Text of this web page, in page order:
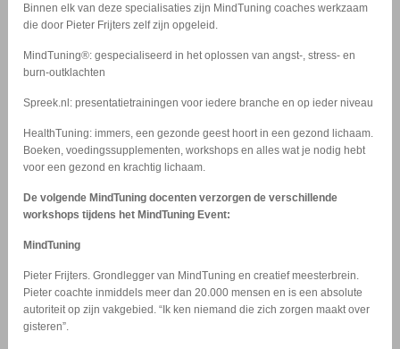
Binnen elk van deze specialisaties zijn MindTuning coaches werkzaam
die door Pieter Frijters zelf zijn opgeleid.
MindTuning®: gespecialiseerd in het oplossen van angst-, stress- en
burn-outklachten
Spreek.nl: presentatietrainingen voor iedere branche en op ieder niveau
HealthTuning: immers, een gezonde geest hoort in een gezond lichaam.
Boeken, voedingssupplementen, workshops en alles wat je nodig hebt
voor een gezond en krachtig lichaam.
De volgende MindTuning docenten verzorgen de verschillende
workshops tijdens het MindTuning Event:
MindTuning
Pieter Frijters. Grondlegger van MindTuning en creatief meesterbrein.
Pieter coachte inmiddels meer dan 20.000 mensen en is een absolute
autoriteit op zijn vakgebied. “Ik ken niemand die zich zorgen maakt over
gisteren”.